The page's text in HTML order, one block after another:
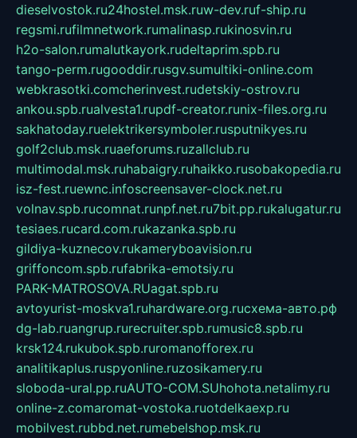
dieselvostok.ru24hostel.msk.ruw-dev.ruf-ship.ru
regsmi.rufilmnetwork.rumalinasp.rukinosvin.ru
h2o-salon.rumalutkayork.rudeltaprim.spb.ru
tango-perm.rugooddir.rusgv.sumultiki-online.com
webkrasotki.comcherinvest.rudetskiy-ostrov.ru
ankou.spb.rualvesta1.rupdf-creator.runix-files.org.ru
sakhatoday.ruelektrikersymboler.rusputnikyes.ru
golf2club.msk.ruaeforums.ruzallclub.ru
multimodal.msk.ruhabaigry.ruhaikko.rusobakopedia.ru
isz-fest.ruewnc.infoscreensaver-clock.net.ru
volnav.spb.rucomnat.runpf.net.ru7bit.pp.rukalugatur.ru
tesiaes.rucard.com.rukazanka.spb.ru
gildiya-kuznecov.rukameryboavision.ru
griffoncom.spb.rufabrika-emotsiy.ru
PARK-MATROSOVA.RUagat.spb.ru
avtoyurist-moskva1.ruhardware.org.ruсхема-авто.рф
dg-lab.ruangrup.rurecruiter.spb.rumusic8.spb.ru
krsk124.rukubok.spb.ruromanofforex.ru
analitikaplus.ruspyonline.ruzosikamery.ru
sloboda-ural.pp.ruAUTO-COM.SUhohota.netalimy.ru
online-z.comaromat-vostoka.ruotdelkaexp.ru
mobilvest.rubbd.net.rumebelshop.msk.ru